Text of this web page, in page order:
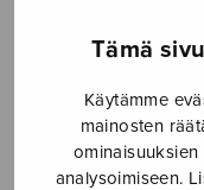
Tämä
Käytämme
mainosten
analysoimiseen.
SEKAKUORO